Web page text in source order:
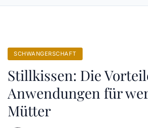
SCHWANGERSCHAFT
Stillkissen: Die
Anwendungen für
Mütter